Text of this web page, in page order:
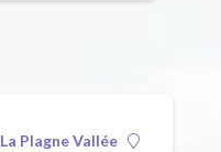
La Plagne Vallée